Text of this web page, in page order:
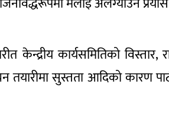
केन्द्रीय कार्यसमितिको विस्तार,
तयारीमा सुस्तता आदिको कारण